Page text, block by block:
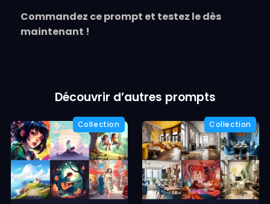
Commandez ce prompt et testez le dès
maintenant !
Découvrir d’autres prompts